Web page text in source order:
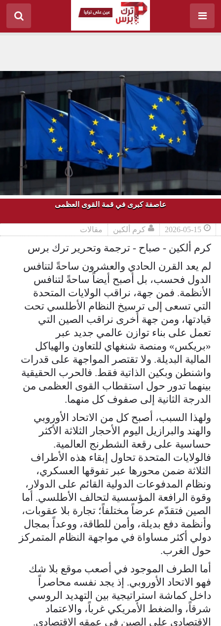
عاصفة كبرى في قمة القوى العظمى
2026-05-15 كرم ألكين مقالات
كرم ألكين - صباح - ترجمة وتحرير ترك برس
لم يعد القرن الحادي والعشرون ساحةً لتنافس
الدول فحسب، بل أصبح أيضاً ساحةً لتنافس
الأنظمة. فمن جهة، نراقب الولايات المتحدة
التي تسعى إلى ترسيخ النظام الأطلسي تحت
قيادتها، ومن جهة أخرى نراقب الصين التي
تعمل على بناء توازن عالمي جديد عبر
«بريكس» ومنصة شنغهاي للتعاون والهياكل
المالية البديلة. ولا تقتصر المواجهة على قدرات
واشنطن وبكين الذاتية فقط. فالحرب الحقيقية
بينهما تدور حول استقطاب القوى العظمى من
الدرجة الثانية إلى صفوف كل منهما.
ولهذا السبب، أصبح كل من الاتحاد الأوروبي
والهند والبرازيل اليوم الأحجار الثلاثة الأكثر
حساسية على رقعة الشطرنج العالمية.
فالولايات المتحدة تحاول إبقاء هذه الأطراف
الثلاثة ضمن محورها عبر تفوقها العسكري،
ونظام المدفوعات الدولية القائم على الدولار،
وقوة الرافعة المؤسسية لتحالف الأطلسي. أما
الصين فتقدّم عرضاً مختلفاً؛ تجارة بلا عقوبات،
وأنظمة دفع بديلة، وأمن للطاقة، ووعداً بمجال
دولي أكثر مساواة في مواجهة النظام المتمركز
حول الغرب.
أما الطرف الموجود في أصعب موقع بلا شك
فهو الاتحاد الأوروبي. إذ يجد نفسه محاصراً
داخل كماشة استراتيجية بين التهديد الروسي
شرقاً، والضغط الأمريكي غرباً، والاعتماد
الاقتصادي على الصين في عمقه الاقتصادي.